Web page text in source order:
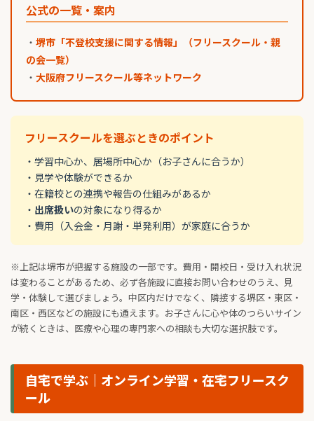
公式の一覧・案内
・ 堺市「不登校支援に関する情報」（フリースクール・親
の会一覧）
・ 大阪府フリースクール等ネットワーク
フリースクールを選ぶときのポイント
・学習中心か、居場所中心か（お子さんに合うか）
・見学や体験ができるか
・在籍校との連携や報告の仕組みがあるか
・ 出席扱いの対象になり得るか
・費用（入会金・月謝・単発利用）が家庭に合うか
※上記は堺市が把握する施設の一部です。費用・開校日・受け入れ状況
は変わることがあるため、必ず各施設に直接お問い合わせのうえ、見
学・体験して選びましょう。中区内だけでなく、隣接する堺区・東区・
南区・西区などの施設にも通えます。お子さんに心や体のつらいサイン
が続くときは、医療や心理の専門家への相談も大切な選択肢です。
自宅で学ぶ｜オンライン学習・在宅フリースク
ール